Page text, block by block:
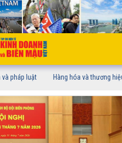
và pháp luật Hàng hóa và thương